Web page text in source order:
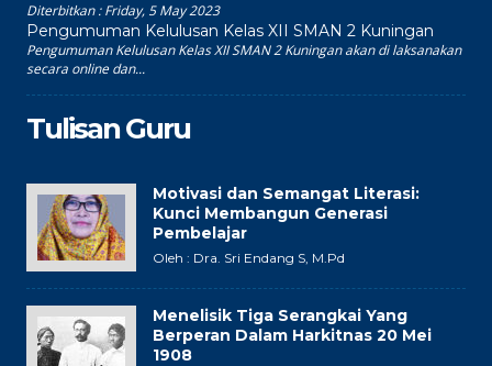
Diterbitkan :Friday, 5 May 2023
Pengumuman Kelulusan Kelas XII SMAN 2 Kuningan
Pengumuman Kelulusan Kelas XII SMAN 2 Kuningan akan di laksanakan
secara online dan...
Tulisan Guru
Motivasi dan Semangat Literasi:
Kunci Membangun Generasi
Pembelajar
Oleh : Dra. Sri Endang S, M.Pd
Menelisik Tiga Serangkai Yang
Berperan Dalam Harkitnas 20 Mei
1908